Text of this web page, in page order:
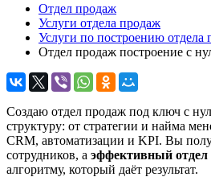
Отдел продаж
Услуги отдела продаж
Услуги по построению отдела
Отдел продаж построение с
Создаю отдел продаж под ключ с
структуру: от стратегии и найма
CRM, автоматизации и KPI. Вы
сотрудников, а эффективный
алгоритму, который даёт результат.